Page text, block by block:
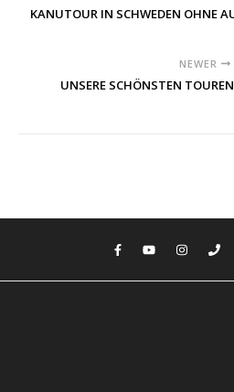
KANUTOUR IN SCHWEDEN OHNE
NEWER
UNSERE SCHÖNSTEN